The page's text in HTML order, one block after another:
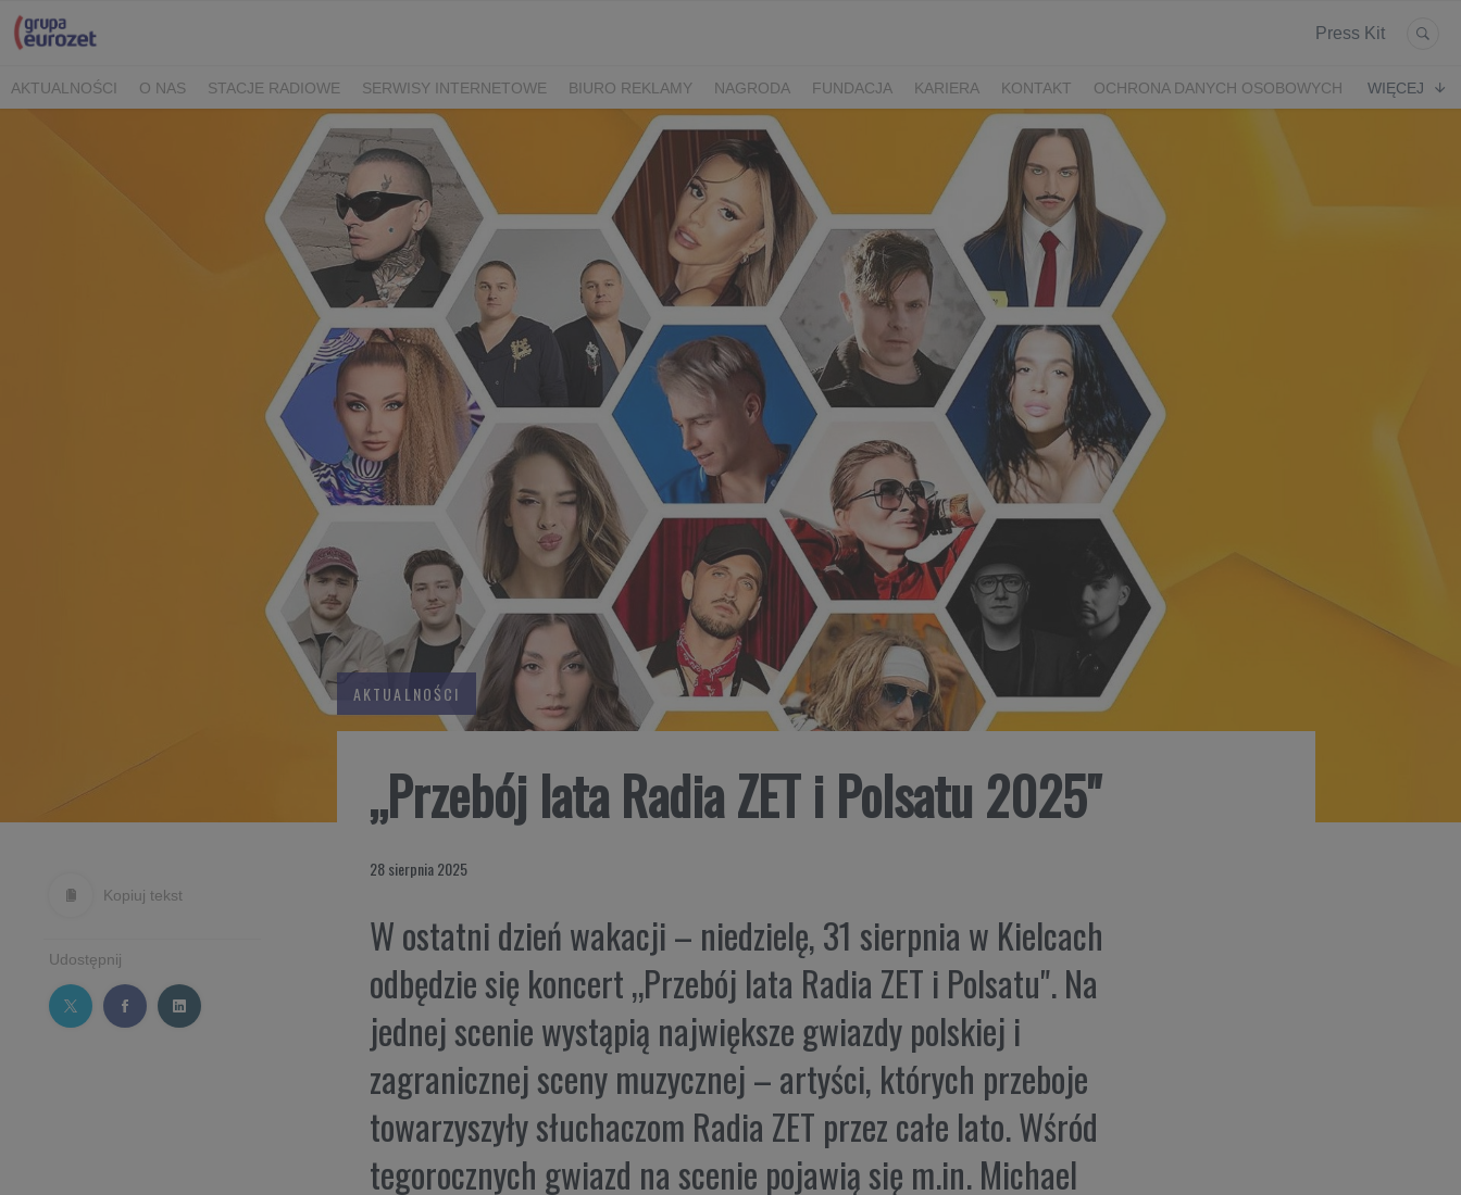
Press Kit
AKTUALNOŚCI O NAS STACJE RADIOWE SERWISY INTERNETOWE BIURO REKLAMY NAGRODA FUNDACJA KARIERA KONTAKT
OCHRONA DANYCH OSOBOWYCH
WIĘCEJ
Kopiuj tekst
Udostępnij
AKTUALNOŚCI
„Przebój lata Radia ZET i Polsatu 2025"
28 sierpnia 2025
W ostatni dzień wakacji – niedzielę, 31 sierpnia w Kielcach
odbędzie się koncert „Przebój lata Radia ZET i Polsatu". Na
jednej scenie wystąpią największe gwiazdy polskiej i
zagranicznej sceny muzycznej – artyści, których przeboje
towarzyszyły słuchaczom Radia ZET przez całe lato. Wśród
tegorocznych gwiazd na scenie pojawią się m.in. Michael